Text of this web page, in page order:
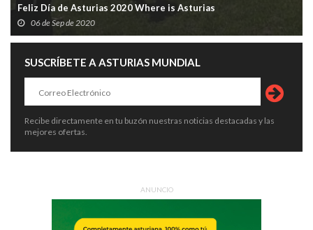
Feliz Día de Asturias 2020 Where is Asturias
06 de Sep de 2020
SUSCRÍBETE A ASTURIAS MUNDIAL
Recibe directamente en tu buzón nuestras noticias destacadas y las
mejores ofertas.
ANUNCIO